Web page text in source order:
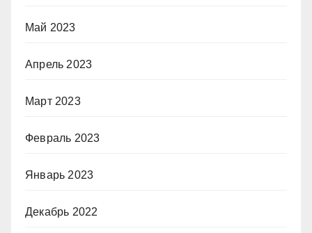
Май 2023
Апрель 2023
Март 2023
Февраль 2023
Январь 2023
Декабрь 2022